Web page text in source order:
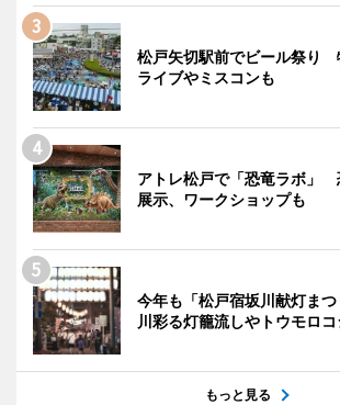
松戸矢切駅前でビール祭り
ライブやミスコンも
アトレ松戸で「恐竜ラボ」
展示、ワークショップも
今年も「松戸宿坂川献灯ま
川彩る灯籠流しやトウモロ
もっと見る